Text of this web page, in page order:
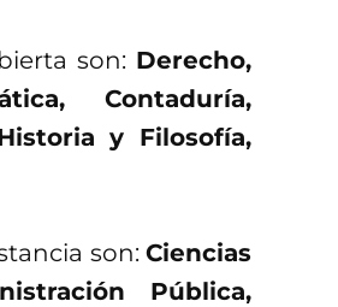
son: Derecho,
Contaduría,
y Filosofía,
son: Ciencias
Pública,